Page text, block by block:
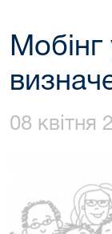
08 квітня